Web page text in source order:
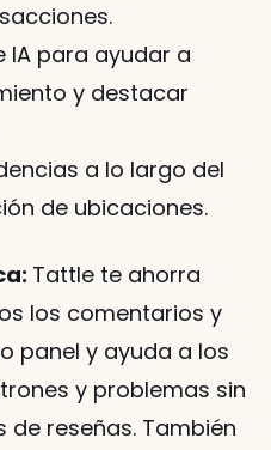
IA para ayudar a
y destacar
a lo largo del
de ubicaciones.
Tattle te ahorra
los comentarios y
panel y ayuda a los
y problemas sin
de reseñas. También